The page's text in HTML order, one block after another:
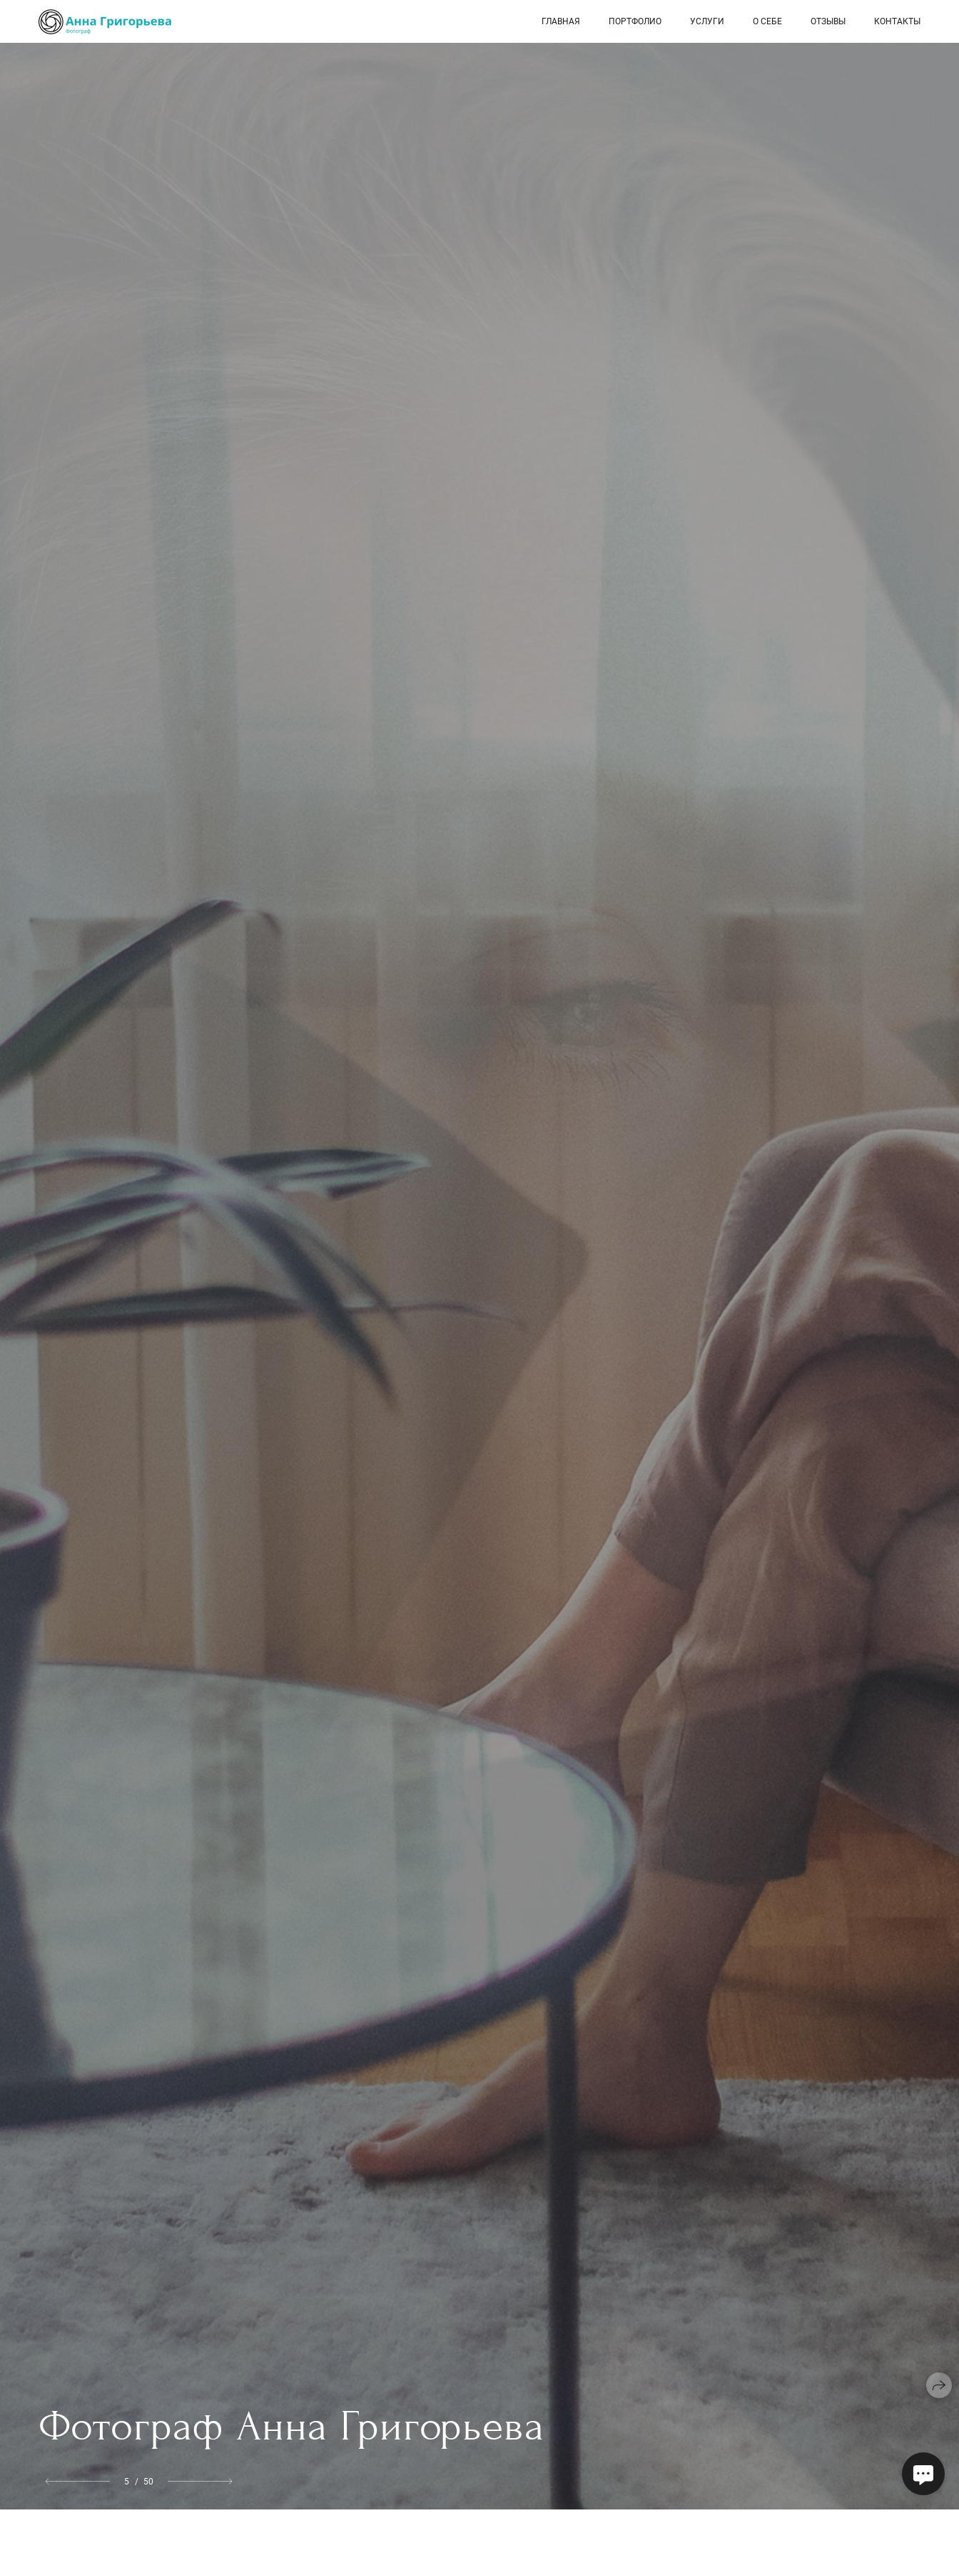
ГЛАВНАЯ ПОРТФОЛИО УСЛУГИ О СЕБЕ ОТЗЫВЫ КОНТАКТЫ
Фотограф Анна Григорьева
6 50